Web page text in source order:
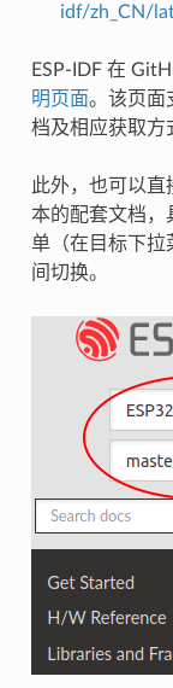
idf/zh_CN/
ESP-IDF 在
明页面。该页面
档及相应获取方
此外，也可以直
本的配套文档，
单（在目标下拉
间切换。